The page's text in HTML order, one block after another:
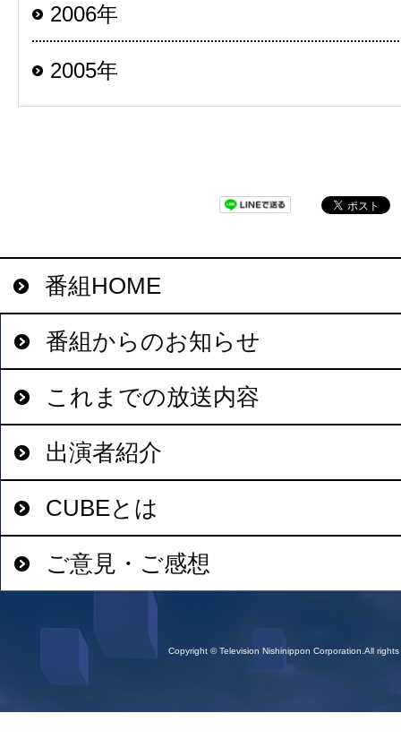
2006年
2005年
番組HOME
番組からのお知らせ
これまでの放送内容
出演者紹介
CUBEとは
ご意見・ご感想
Copyright © Television Nishinippon Corporation.All